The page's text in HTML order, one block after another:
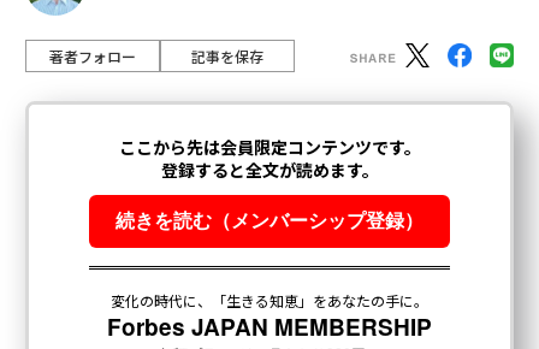
著者フォロー 記事を保存